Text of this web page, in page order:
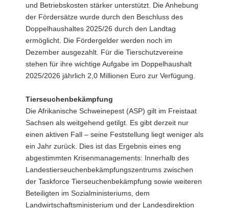
und Betriebskosten stärker unterstützt. Die Anhebung
der Fördersätze wurde durch den Beschluss des
Doppelhaushaltes 2025/26 durch den Landtag
ermöglicht. Die Fördergelder werden noch im
Dezember ausgezahlt. Für die Tierschutzvereine
stehen für ihre wichtige Aufgabe im Doppelhaushalt
2025/2026 jährlich 2,0 Millionen Euro zur Verfügung.
Tierseuchenbekämpfung
Die Afrikanische Schweinepest (ASP) gilt im Freistaat
Sachsen als weitgehend getilgt. Es gibt derzeit nur
einen aktiven Fall – seine Feststellung liegt weniger als
ein Jahr zurück. Dies ist das Ergebnis eines eng
abgestimmten Krisenmanagements: Innerhalb des
Landestierseuchenbekämpfungszentrums zwischen
der Taskforce Tierseuchenbekämpfung sowie weiteren
Beteiligten im Sozialministeriums, dem
Landwirtschaftsministerium und der Landesdirektion